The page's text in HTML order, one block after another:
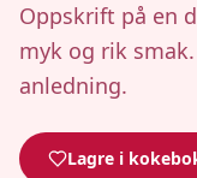
Oppskrift på en
myk og rik
anledning.
Lagre i